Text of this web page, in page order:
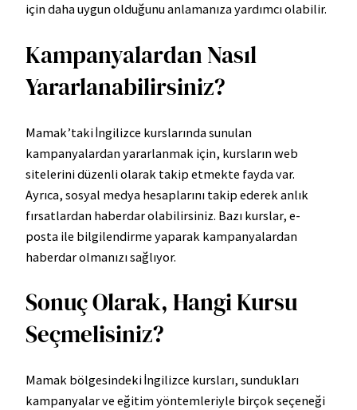
için daha uygun olduğunu anlamanıza yardımcı olabilir.
Kampanyalardan Nasıl
Yararlanabilirsiniz?
Mamak’taki İngilizce kurslarında sunulan
kampanyalardan yararlanmak için, kursların web
sitelerini düzenli olarak takip etmekte fayda var.
Ayrıca, sosyal medya hesaplarını takip ederek anlık
fırsatlardan haberdar olabilirsiniz. Bazı kurslar, e-
posta ile bilgilendirme yaparak kampanyalardan
haberdar olmanızı sağlıyor.
Sonuç Olarak, Hangi Kursu
Seçmelisiniz?
Mamak bölgesindeki İngilizce kursları, sundukları
kampanyalar ve eğitim yöntemleriyle birçok seçeneği